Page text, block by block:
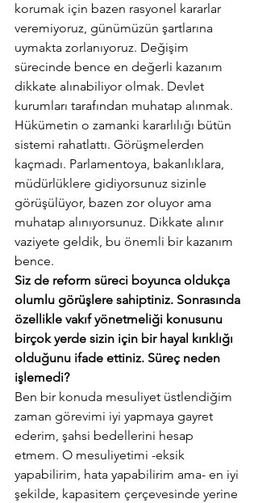
korumak için bazen rasyonel kararlar
veremiyoruz, günümüzün şartlarına
uymakta zorlanıyoruz. Değişim
sürecinde bence en değerli kazanım
dikkate alınabiliyor olmak. Devlet
kurumları tarafından muhatap alınmak.
Hükümetin o zamanki kararlılığı bütün
sistemi rahatlattı. Görüşmelerden
kaçmadı. Parlamentoya, bakanlıklara,
müdürlüklere gidiyorsunuz sizinle
görüşülüyor, bazen zor oluyor ama
muhatap alınıyorsunuz. Dikkate alınır
vaziyete geldik, bu önemli bir kazanım
bence.
Siz de reform süreci boyunca oldukça
olumlu görüşlere sahiptiniz. Sonrasında
özellikle vakıf yönetmeliği konusunu
birçok yerde sizin için bir hayal kırıklığı
olduğunu ifade ettiniz. Süreç neden
işlemedi?
Ben bir konuda mesuliyet üstlendiğim
zaman görevimi iyi yapmaya gayret
ederim, şahsi bedellerini hesap
etmem. O mesuliyetimi -eksik
yapabilirim, hata yapabilirim ama- en iyi
şekilde, kapasitem çerçevesinde yerine